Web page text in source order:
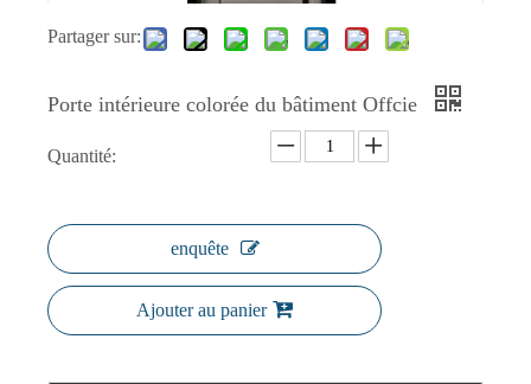
Partager sur:
Porte intérieure colorée du bâtiment Offcie
Quantité:
enquête
Ajouter au panier